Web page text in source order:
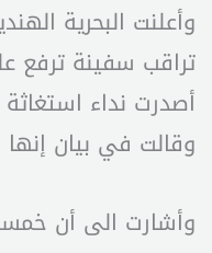
وأعلنت البحرية
تراقب سفينة ترفع
أصدرت نداء
وقالت في بيان إنها
وأشارت الى أن